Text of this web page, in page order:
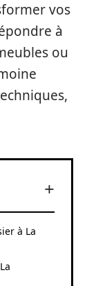
vos
à
ou
à La